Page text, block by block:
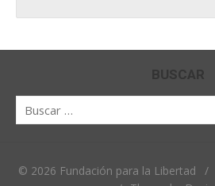
BUSCAR
© 2026 Fundación para la Libertad /